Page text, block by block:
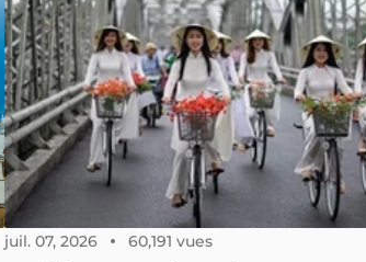
juil. 07, 2026 60,191 vues